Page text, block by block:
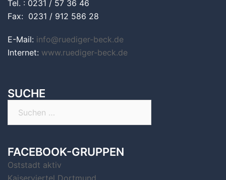
Tel. : 0231 / 57 36 46
Fax: 0231 / 912 586 28
E-Mail: info@ruediger-beck.de
Internet: www.ruediger-beck.de
SUCHE
FACEBOOK-GRUPPEN
Oststadt aktiv
Kaiserviertel Dortmund